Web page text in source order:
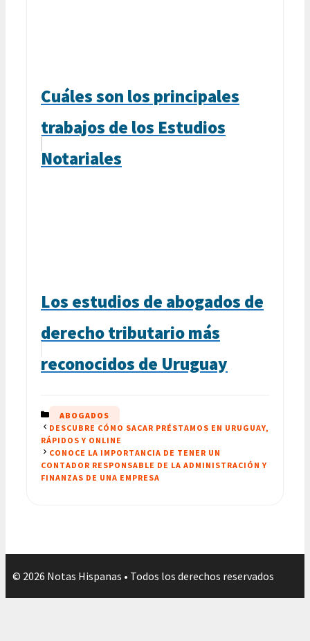
Cuáles son los principales
trabajos de los Estudios
Notariales
Los estudios de abogados de
derecho tributario más
reconocidos de Uruguay
CATEGORÍAS
ABOGADOS
DESCUBRE CÓMO SACAR PRÉSTAMOS EN URUGUAY,
RÁPIDOS Y ONLINE
CONOCE LA IMPORTANCIA DE TENER UN
CONTADOR RESPONSABLE DE LA ADMINISTRACIÓN Y
FINANZAS DE UNA EMPRESA
© 2026 Notas Hispanas • Todos los derechos reservados